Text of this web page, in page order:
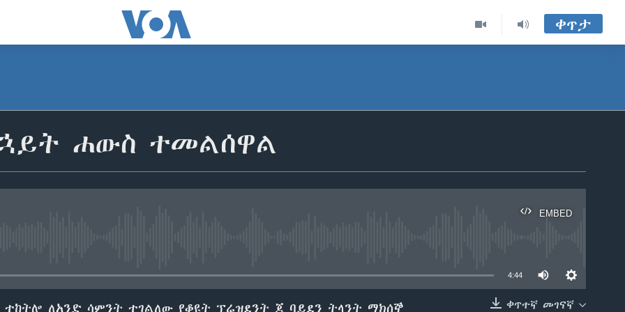
ቀጥታ
ሐውስ ተመልሰዋል
EMBED
4:44
ቀጥተኛ መገናኛ
ለአንድ ሳምንት ተገልለው የቆዩት ፕሬዝደንት ጆ ባይደን ትላንት ማክሰኞ